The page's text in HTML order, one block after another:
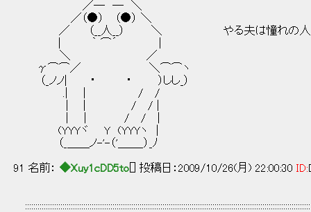
／― ― ＼
／（●） （●） ＼
／ （__人__） ＼ やる夫は憧れの人に見栄
＼ ／
γ⌒⌒／ ＼⌒⌒ヽ
（_ノノ| ・ ・ ）しし_）
.| | / /
| | / / |
| | / / |
(YYYヾ Y (YYYヽ |
（_＿＿ノ-'-（'＿＿_）_ﾉ
91 名前： ◆Xuy1cDD5to [] 投稿日：2009/10/26(月) 22:00:30 ID: